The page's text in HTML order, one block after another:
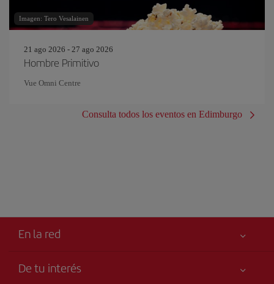
Imagen: Tero Vesalainen
21 ago 2026 - 27 ago 2026
Hombre Primitivo
Vue Omni Centre
Consulta todos los eventos en Edimburgo
En la red
De tu interés